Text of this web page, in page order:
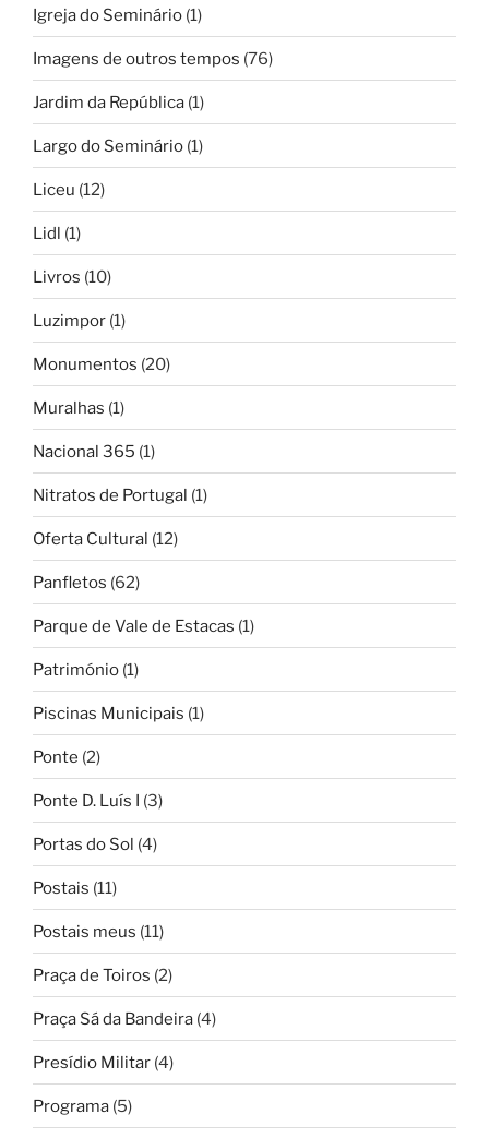
Igreja do Seminário (1)
Imagens de outros tempos (76)
Jardim da República (1)
Largo do Seminário (1)
Liceu (12)
Lidl (1)
Livros (10)
Luzimpor (1)
Monumentos (20)
Muralhas (1)
Nacional 365 (1)
Nitratos de Portugal (1)
Oferta Cultural (12)
Panfletos (62)
Parque de Vale de Estacas (1)
Património (1)
Piscinas Municipais (1)
Ponte (2)
Ponte D. Luís I (3)
Portas do Sol (4)
Postais (11)
Postais meus (11)
Praça de Toiros (2)
Praça Sá da Bandeira (4)
Presídio Militar (4)
Programa (5)